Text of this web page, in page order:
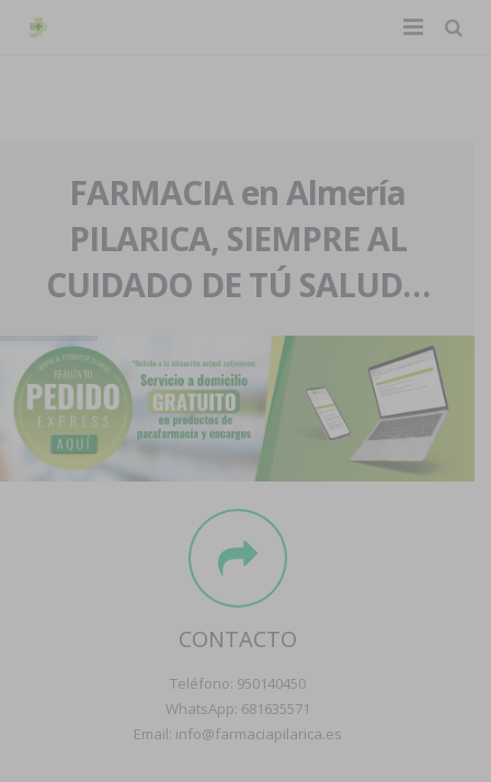
La farmacia
Nuestra historia
Nuestro equipo
Eventos
Servicios y reservas
Pedidos express
Blog
Contacto
Boletín
FARMACIA en Almería
PILARICA, SIEMPRE AL
CUIDADO DE TÚ SALUD…
CONTACTO
Teléfono: 950140450
WhatsApp: 681635571
Email: info@farmaciapilarica.es